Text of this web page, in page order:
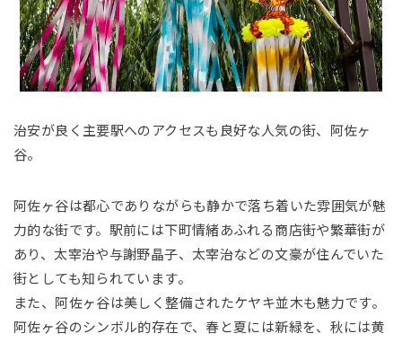
治安が良く主要駅へのアクセスも良好な人気の街、阿佐ヶ
谷。
阿佐ヶ谷は都心でありながらも静かで落ち着いた雰囲気が魅
力的な街です。駅前には下町情緒あふれる商店街や繁華街が
あり、太宰治や与謝野晶子、太宰治などの文豪が住んでいた
街としても知られています。
また、阿佐ヶ谷は美しく整備されたケヤキ並木も魅力です。
阿佐ヶ谷のシンボル的存在で、春と夏には新緑を、秋には黄